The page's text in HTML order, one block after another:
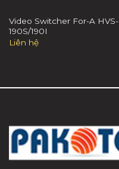
Video Switcher For-A HVS-
190S/190I
Liên hệ